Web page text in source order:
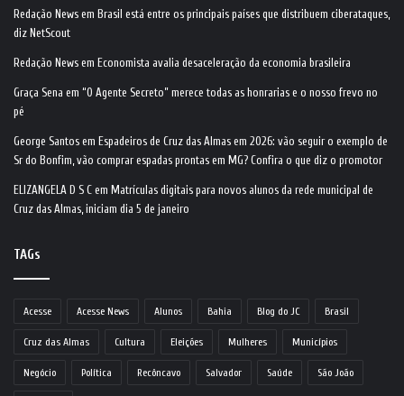
Redação News em Brasil está entre os principais países que distribuem ciberataques,
diz NetScout
Redação News em Economista avalia desaceleração da economia brasileira
Graça Sena em “O Agente Secreto” merece todas as honrarias e o nosso frevo no
pé
George Santos em Espadeiros de Cruz das Almas em 2026: vão seguir o exemplo de
Sr do Bonfim, vão comprar espadas prontas em MG? Confira o que diz o promotor
ELIZANGELA D S C em Matrículas digitais para novos alunos da rede municipal de
Cruz das Almas, iniciam dia 5 de janeiro
TAGs
Acesse Acesse News Alunos Bahia Blog do JC Brasil
Cruz das Almas Cultura Eleições Mulheres Municípios
Negócio Política Recôncavo Salvador Saúde São João